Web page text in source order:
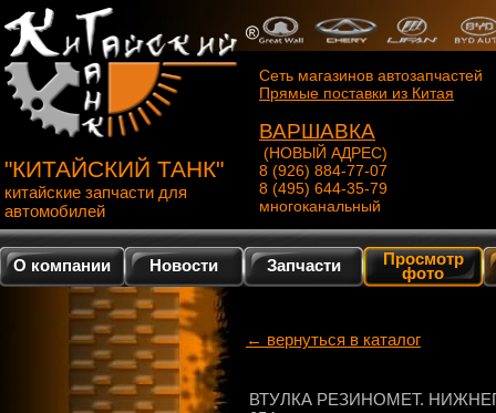
"КИТАЙСКИЙ ТАНК"
китайские запчасти для
автомобилей
Сеть магазинов автозапчастей
Прямые поставки из Китая
ВАРШАВКА
(НОВЫЙ АДРЕС)
8 (926) 884-77-07
8 (495) 644-35-79
многоканальный
О компании Новости Запчасти Просмотр
фото
← вернуться в каталог
ВТУЛКА РЕЗИНОМЕТ.